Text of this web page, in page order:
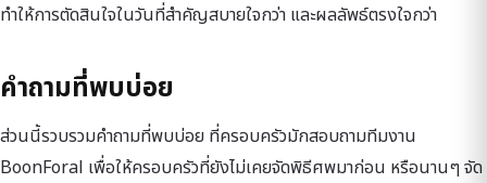
ทำให้การตัดสินใจในวันที่สำคัญสบายใจกว่า และผลลัพธ์ตรงใจกว่า
คำถามที่พบบ่อย
ส่วนนี้รวบรวมคำถามที่พบบ่อย ที่ครอบครัวมักสอบถามทีมงาน
BoonForal เพื่อให้ครอบครัวที่ยังไม่เคยจัดพิธีศพมาก่อน หรือนานๆ จัด